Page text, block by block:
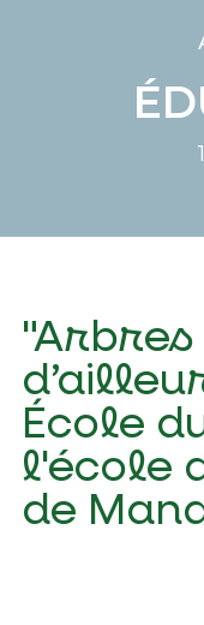
"Arbres
École
l'école
de